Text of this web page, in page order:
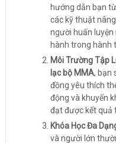
hướng dẫn bạn
các kỹ thuật
người huấn
hành trong hành
Môi Trường Tập
lạc bộ MMA, bạn
đồng yêu thích
động và khuyến
đạt được kết quả
Khóa Học Đa
và người lớn